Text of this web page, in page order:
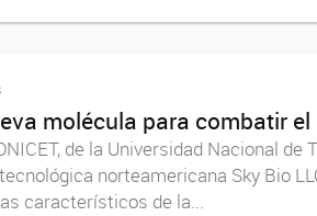
molécula para combatir
de la Universidad Nacional
norteamericana Sky Bio
característicos de la...